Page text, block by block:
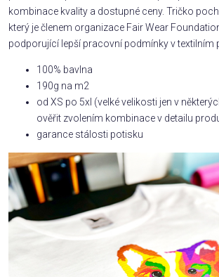
kombinace kvality a dostupné ceny. Tričko
který je členem organizace Fair Wear
podporující lepší pracovní podmínky v textilním
100% bavlna
190g na m2
od XS po 5xl (velké velikosti jen v
ověřit zvolením kombinace v detailu
garance stálosti potisku